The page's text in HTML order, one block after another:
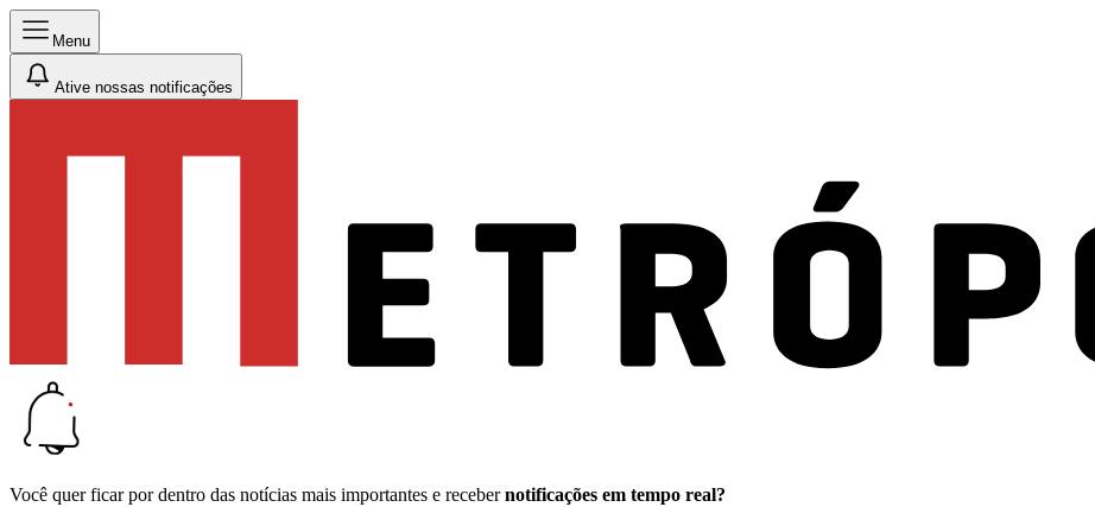
Menu
Ative nossas notificações
Você quer ficar por dentro das notícias mais importantes e receber notificações em tempo real?